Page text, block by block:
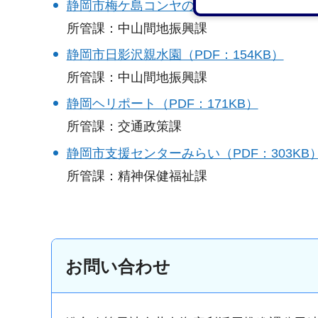
静岡市梅ケ島コンヤの里レクリエーション
所管課：中山間地振興課
静岡市日影沢親水園（PDF：154KB）
所管課：中山間地振興課
静岡ヘリポート（PDF：171KB）
所管課：交通政策課
静岡市支援センターみらい（PDF：303KB）
所管課：精神保健福祉課
お問い合わせ